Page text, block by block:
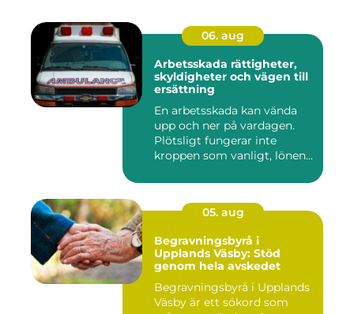
06. aug
Arbetsskada rättigheter,
skyldigheter och vägen till
ersättning
En arbetsskada kan vända
upp och ner på vardagen.
Plötsligt fungerar inte
kroppen som vanligt, lönen...
05. aug
Begravningsbyrå i
Upplands Väsby: Stöd
genom hela avskedet
Begravningsbyrå i Upplands
Väsby är ett sökord som